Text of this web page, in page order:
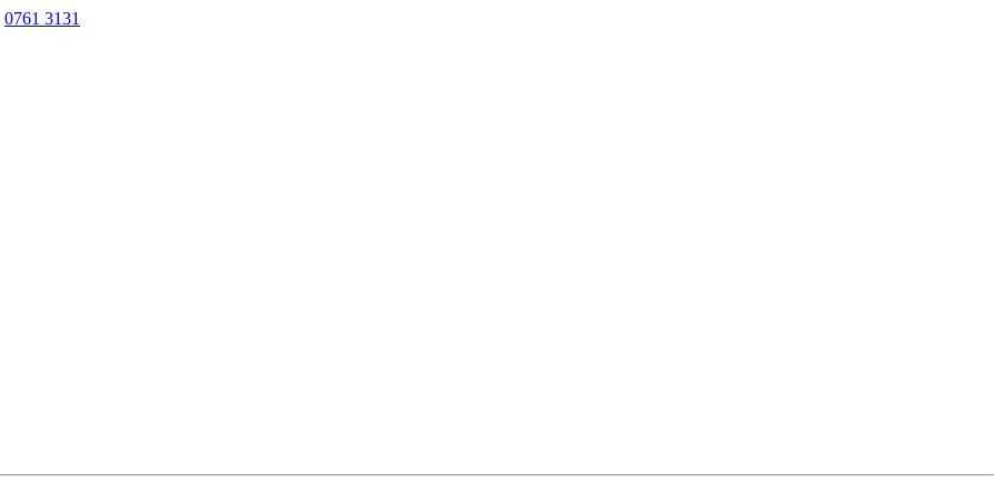
0761 3131